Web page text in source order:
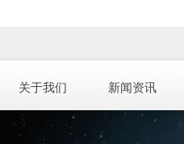
关于我们 新闻资讯